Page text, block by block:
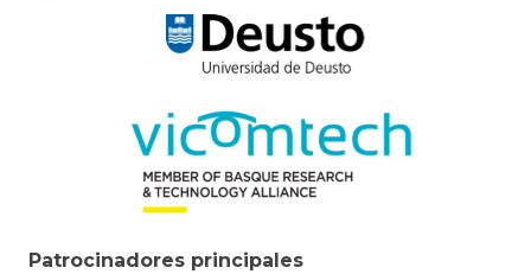
Patrocinadores principales